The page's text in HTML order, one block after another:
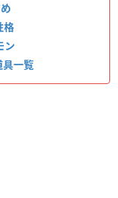
格
ン
具一覧